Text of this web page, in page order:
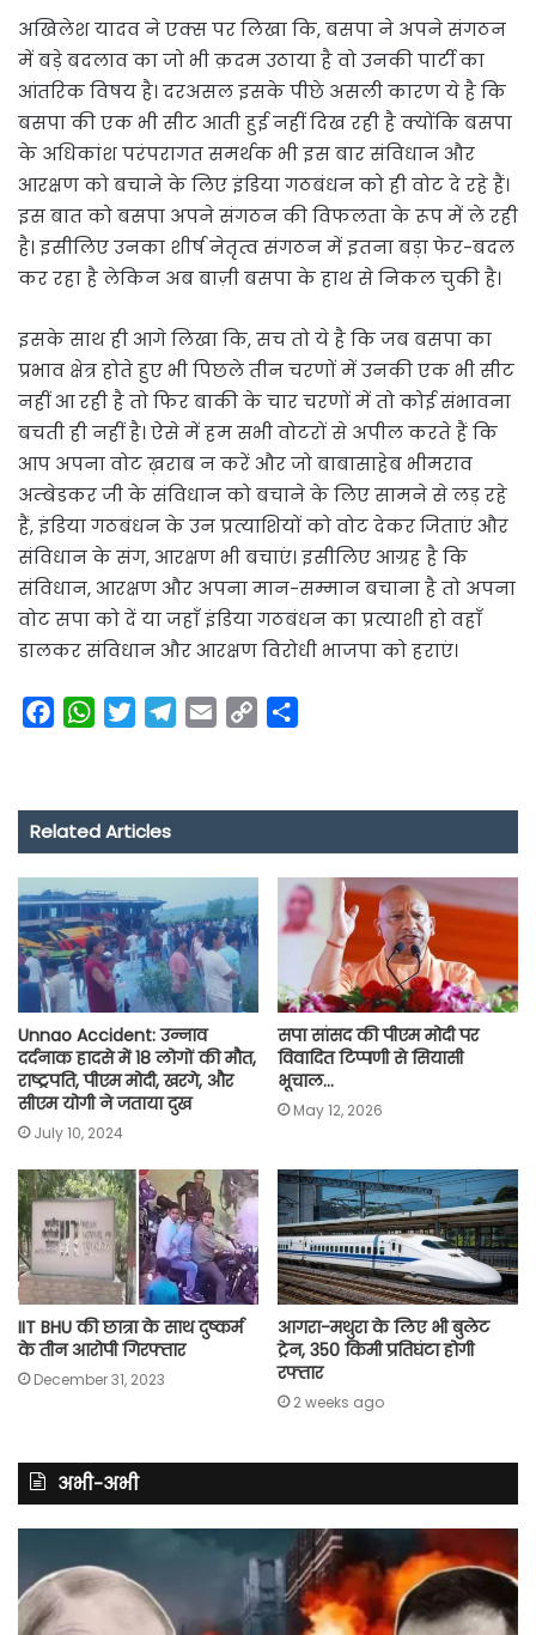
अखिलेश यादव ने एक्स पर लिखा कि, बसपा ने अपने संगठन
में बड़े बदलाव का जो भी क़दम उठाया है वो उनकी पार्टी का
आंतरिक विषय है। दरअसल इसके पीछे असली कारण ये है कि
बसपा की एक भी सीट आती हुई नहीं दिख रही है क्योंकि बसपा
के अधिकांश परंपरागत समर्थक भी इस बार संविधान और
आरक्षण को बचाने के लिए इंडिया गठबंधन को ही वोट दे रहे हैं।
इस बात को बसपा अपने संगठन की विफलता के रूप में ले रही
है। इसीलिए उनका शीर्ष नेतृत्व संगठन में इतना बड़ा फेर-बदल
कर रहा है लेकिन अब बाज़ी बसपा के हाथ से निकल चुकी है।
इसके साथ ही आगे लिखा कि, सच तो ये है कि जब बसपा का
प्रभाव क्षेत्र होते हुए भी पिछले तीन चरणों में उनकी एक भी सीट
नहीं आ रही है तो फिर बाकी के चार चरणों में तो कोई संभावना
बचती ही नहीं है। ऐसे में हम सभी वोटरों से अपील करते हैं कि
आप अपना वोट ख़राब न करें और जो बाबासाहेब भीमराव
अम्बेडकर जी के संविधान को बचाने के लिए सामने से लड़ रहे
हैं, इंडिया गठबंधन के उन प्रत्याशियों को वोट देकर जिताएं और
संविधान के संग, आरक्षण भी बचाएं। इसीलिए आग्रह है कि
संविधान, आरक्षण और अपना मान-सम्मान बचाना है तो अपना
वोट सपा को दें या जहाँ इंडिया गठबंधन का प्रत्याशी हो वहाँ
डालकर संविधान और आरक्षण विरोधी भाजपा को हराएं।
e
b
o
k
W
t
s
p
p
t
t
r
e
a
m
i
y
n
k
r
Related Articles
Unnao Accident: उन्नाव
दर्दनाक हादसे में 18 लोगों की मौत,
राष्ट्रपति, पीएम मोदी, खरगे, और
सीएम योगी ने जताया दुख
July 10, 2024
सपा सांसद की पीएम मोदी पर
विवादित टिप्पणी से सियासी
भूचाल…
May 12, 2026
IIT BHU की छात्रा के साथ दुष्कर्म
के तीन आरोपी गिरफ्तार
December 31, 2023
आगरा-मथुरा के लिए भी बुलेट
ट्रेन, 350 किमी प्रतिघंटा होगी
रफ्तार
2 weeks ago
अभी-अभी